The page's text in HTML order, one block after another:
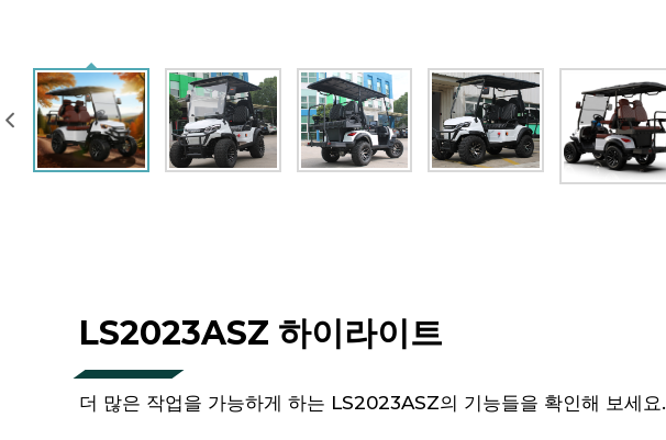
LS2023ASZ 하이라이트
더 많은 작업을 가능하게 하는 LS2023ASZ의 기능들을 확인해 보세요.